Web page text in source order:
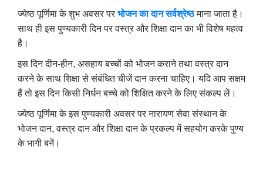
ज्‍येष्‍ठ पूर्णिमा के शुभ अवसर पर भोजन का दान सर्वश्रेष्ठमाना जाता है।
साथ ही इस पुण्यकारी दिन पर वस्त्र और शिक्षा दान का भी विशेष महत्व
है।
इस दिन दीन-हीन, असहाय बच्चों को भोजन कराने तथा वस्त्र दान
करने के साथ शिक्षा से संबंधित चीजें दान करना चाहिए। यदि आप सक्षम
हैं तो इस दिन किसी निर्धन बच्चे को शिक्षित करने के लिए संकल्प लें।
ज्‍येष्‍ठ पूर्णिमा के इस पुण्यकारी अवसर पर नारायण सेवा संस्थान के
भोजन दान, वस्त्र दान और शिक्षा दान के प्रकल्प में सहयोग करके पुण्य
के भागी बनें।